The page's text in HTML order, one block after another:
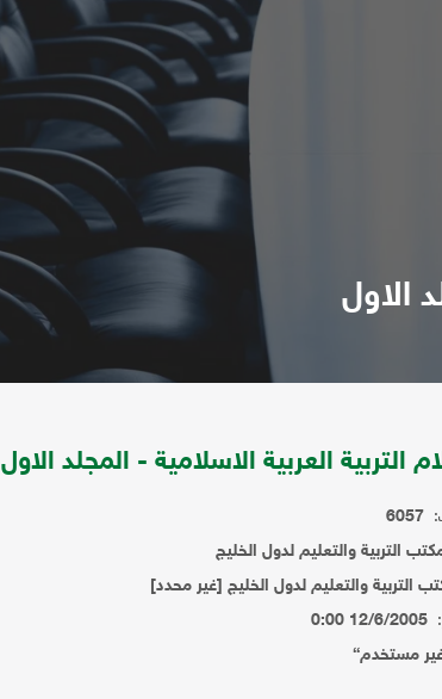
الاول
التربية العربية الاسلامية - المجلد الاول
6057
التربية والتعليم لدول الخليج
التربية والتعليم لدول الخليج [غير محدد]
12/6/2005 0:00
مستخدم}